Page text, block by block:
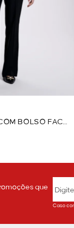
BOLSO FACA
que
Caso